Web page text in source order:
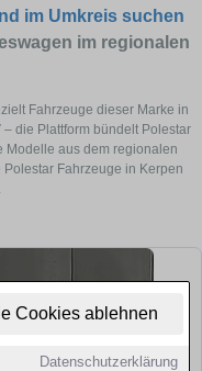
Cookies ablehnen
Datenschutzerklärung
im Umkreis suchen
im regionalen
Fahrzeuge dieser Marke in
die Plattform bündelt Polestar
Modelle aus dem regionalen
Fahrzeuge in Kerpen